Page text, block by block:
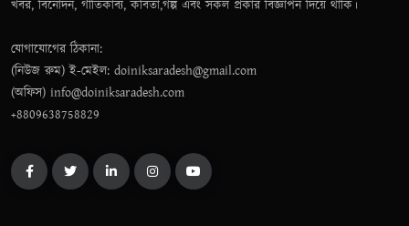
খবর, বিনোদন, গীতিকাব্য, কবিতা,গল্প এবং সকল প্রকার বিজ্ঞাপন দিয়ে থাকি।
যোগাযোগের ঠিকানা:
(নিউজ রুম) ই-মেইল: doiniksaradesh@gmail.com
(অফিস) info@doiniksaradesh.com
+8809638758829